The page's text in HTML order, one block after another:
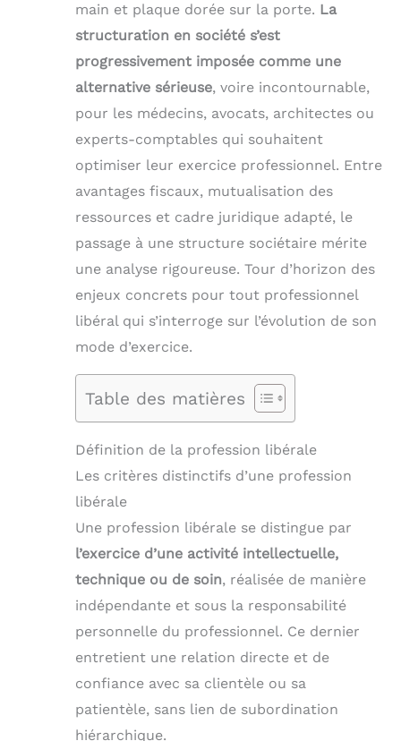
main et plaque dorée sur la porte. La
structuration en société s’est
progressivement imposée comme une
alternative sérieuse, voire incontournable,
pour les médecins, avocats, architectes ou
experts-comptables qui souhaitent
optimiser leur exercice professionnel. Entre
avantages fiscaux, mutualisation des
ressources et cadre juridique adapté, le
passage à une structure sociétaire mérite
une analyse rigoureuse. Tour d’horizon des
enjeux concrets pour tout professionnel
libéral qui s’interroge sur l’évolution de son
mode d’exercice.
Table des matières
Définition de la profession libérale
Les critères distinctifs d’une profession
libérale
Une profession libérale se distingue par
l’exercice d’une activité intellectuelle,
technique ou de soin, réalisée de manière
indépendante et sous la responsabilité
personnelle du professionnel. Ce dernier
entretient une relation directe et de
confiance avec sa clientèle ou sa
patientèle, sans lien de subordination
hiérarchique.